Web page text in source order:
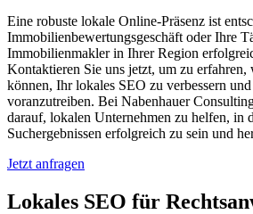
Eine robuste lokale Online-Präsenz ist
Immobilienbewertungsgeschäft oder Ihre
Immobilienmakler in Ihrer Region
Kontaktieren Sie uns jetzt, um zu
können, Ihr lokales SEO zu verbessern
voranzutreiben. Bei Nabenhauer
darauf, lokalen Unternehmen zu helfen, in
Suchergebnissen erfolgreich zu sein und
Jetzt anfragen
Lokales SEO für